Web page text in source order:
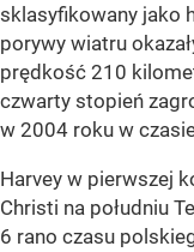
sklasyfikowany jako
porywy wiatru
prędkość 210
czwarty stopień
w 2004 roku w
Harvey w pierwszej
Christi na południu
6 rano czasu